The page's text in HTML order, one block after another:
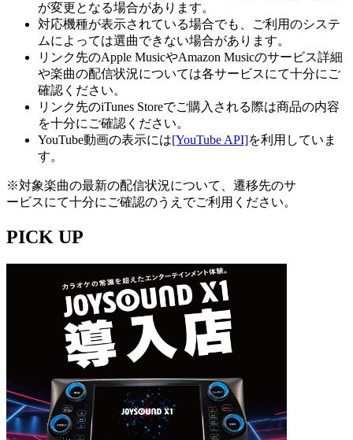
が変更となる場合があります。
対応機種が表示されている場合でも、ご利用のシステ
ムによっては選曲できない場合があります。
リンク先のApple MusicやAmazon Musicのサービス詳細
や楽曲の配信状況については各サービスにて十分にご
確認ください。
リンク先のiTunes Storeでご購入される際は商品の内容
を十分にご確認ください。
YouTube動画の表示には[YouTube API]を利用していま
す。
※対象楽曲の最新の配信状況について、遷移先のサ
ービスにて十分にご確認のうえでご利用ください。
PICK UP